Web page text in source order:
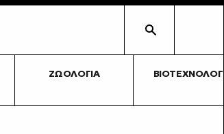
ΖΩΟΛΟΓΊΑ